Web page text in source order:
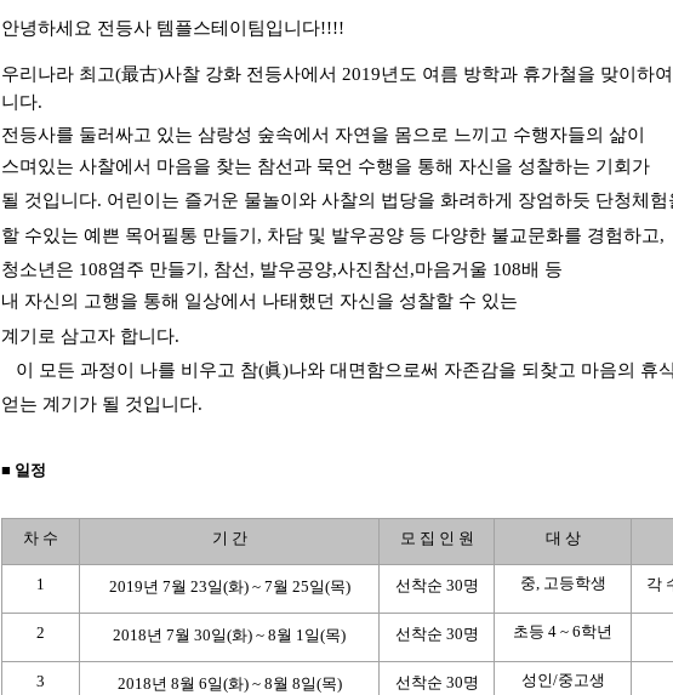
안녕하세요 전등사 템플스테이팀입니다!!!!
우리나라 최고(最古)사찰 강화 전등사에서 2019년도 여름 방학과 휴가철을 맞이하
니다.
전등사를 둘러싸고 있는 삼랑성 숲속에서 자연을 몸으로 느끼고 수행자들의 삶이
스며있는 사찰에서 마음을 찾는 참선과 묵언 수행을 통해 자신을 성찰하는 기회가
될 것입니다. 어린이는 즐거운 물놀이와 사찰의 법당을 화려하게 장엄하듯 단청체험
할 수있는 예쁜 목어필통 만들기 , 차담 및 발우공양 등 다양한 불교문화를 경험하고,
청소년은 108염주 만들기 , 참선 , 발우공양,사진참선 ,마음거울 108배 등
내 자신의 고행을 통해 일상에서 나태했던 자신을 성찰할 수 있는
계기로 삼고자 합니다.
이 모든 과정이 나를 비우고 참(眞)나와 대면함으로써 자존감을 되찾고 마음의 휴
얻는 계기가 될 것입니다.
■ 일정
차 수 기 간 모 집 인 원 대 상
1 2019년 7월 23일(화) ~ 7월 25일(목) 선착순 30명 중, 고등학생 각
2 2018년 7월 30일(화) ~ 8월 1일(목) 선착순 30명 초등 4 ~ 6학년
3 2018년 8월 6일(화) ~ 8월 8일(목) 선착순 30명 성인/중고생